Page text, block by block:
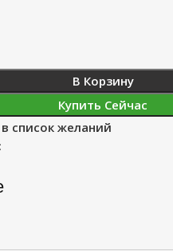
В Корзину
Купить Сейчас
список желаний